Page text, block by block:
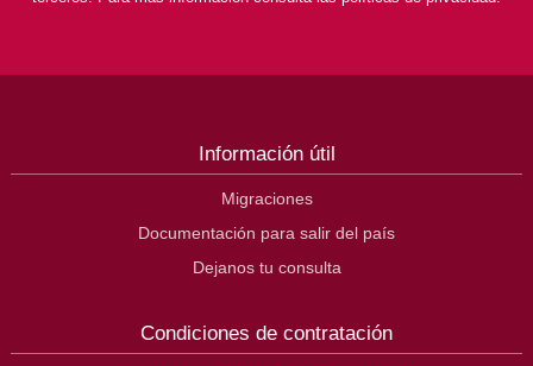
Información útil
Migraciones
Documentación para salir del país
Dejanos tu consulta
Condiciones de contratación